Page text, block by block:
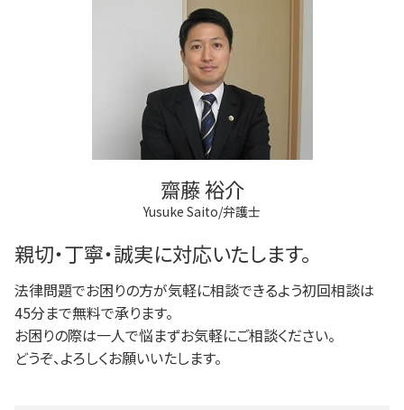
成年後見制度 手続き
成年後見制度 わかりやすく
任意後見制度 代理人
任意後見制度 メリット
不動産登記 期限
登記手続き 法人
調布市 不動産トラブル
三鷹市 離婚 相談
三鷹市 借金問題
三鷹市 不動産トラブル
稲城市 借金問題
齋藤 裕介
Yusuke Saito/弁護士
親切・丁寧・誠実に対応いたします。
法律問題でお困りの方が気軽に相談できるよう初回相談は
45分まで無料で承ります。
お困りの際は一人で悩まずお気軽にご相談ください。
どうぞ、よろしくお願いいたします。